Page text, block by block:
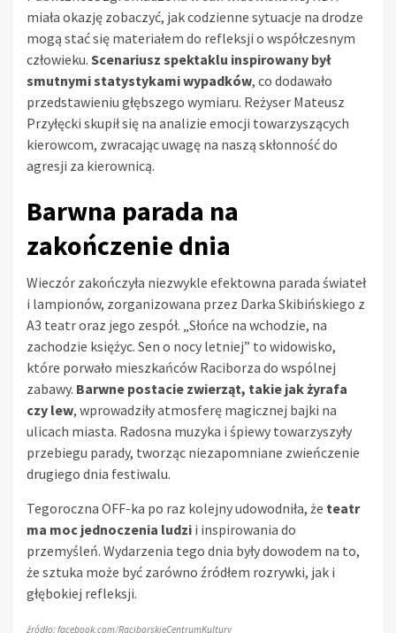
miała okazję zobaczyć, jak codzienne sytuacje na drodze
mogą stać się materiałem do refleksji o współczesnym
człowieku. Scenariusz spektaklu inspirowany był
smutnymi statystykami wypadków, co dodawało
przedstawieniu głębszego wymiaru. Reżyser Mateusz
Przyłęcki skupił się na analizie emocji towarzyszących
kierowcom, zwracając uwagę na naszą skłonność do
agresji za kierownicą.
Barwna parada na
zakończenie dnia
Wieczór zakończyła niezwykle efektowna parada świateł
i lampionów, zorganizowana przez Darka Skibińskiego z
A3 teatr oraz jego zespół. „Słońce na wchodzie, na
zachodzie księżyc. Sen o nocy letniej” to widowisko,
które porwało mieszkańców Raciborza do wspólnej
zabawy. Barwne postacie zwierząt, takie jak żyrafa
czy lew, wprowadziły atmosferę magicznej bajki na
ulicach miasta. Radosna muzyka i śpiewy towarzyszyły
przebiegu parady, tworząc niezapomniane zwieńczenie
drugiego dnia festiwalu.
Tegoroczna OFF-ka po raz kolejny udowodniła, że teatr
ma moc jednoczenia ludzi i inspirowania do
przemyśleń. Wydarzenia tego dnia były dowodem na to,
że sztuka może być zarówno źródłem rozrywki, jak i
głębokiej refleksji.
źródło: facebook.com/RaciborskieCentrumKultury